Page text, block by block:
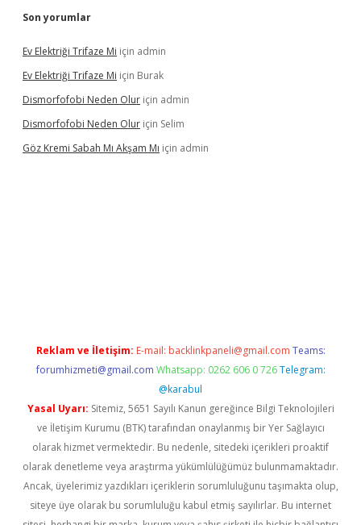
Son yorumlar
Ev Elektriği Trifaze Mi için admin
Ev Elektriği Trifaze Mi için Burak
Dismorfofobi Neden Olur için admin
Dismorfofobi Neden Olur için Selim
Göz Kremi Sabah Mı Akşam Mı için admin
Reklam ve İletişim: E-mail: backlinkpaneli@gmail.com Teams:
forumhizmeti@gmail.com Whatsapp: 0262 606 0 726 Telegram:
@karabul
Yasal Uyarı: Sitemiz, 5651 Sayılı Kanun gereğince Bilgi Teknolojileri
ve İletişim Kurumu (BTK) tarafından onaylanmış bir Yer Sağlayıcı
olarak hizmet vermektedir. Bu nedenle, sitedeki içerikleri proaktif
olarak denetleme veya araştırma yükümlülüğümüz bulunmamaktadır.
Ancak, üyelerimiz yazdıkları içeriklerin sorumluluğunu taşımakta olup,
siteye üye olarak bu sorumluluğu kabul etmiş sayılırlar. Bu internet